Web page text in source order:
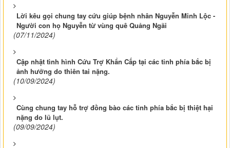
Lời kêu gọi chung tay cứu giúp bệnh nhân Nguyễn Minh Lộc -
Người con họ Nguyễn từ vùng quê Quảng Ngãi
(07/11/2024)
Cập nhật tình hình Cứu Trợ Khẩn Cấp tại các tỉnh phía bắc bị
ảnh hưởng do thiên tai nặng.
(10/09/2024)
Cùng chung tay hỗ trợ đồng bào các tỉnh phía bắc bị thiệt hại
nặng do lũ lụt.
(09/09/2024)